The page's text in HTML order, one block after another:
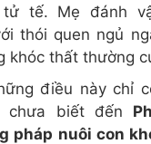
tế. Mẹ đánh
thói quen ngủ
khóc thất thường
điều này chỉ
chưa biết đến
pháp nuôi con